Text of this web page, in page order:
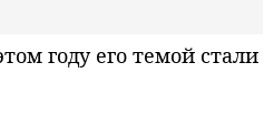
году его темой стали